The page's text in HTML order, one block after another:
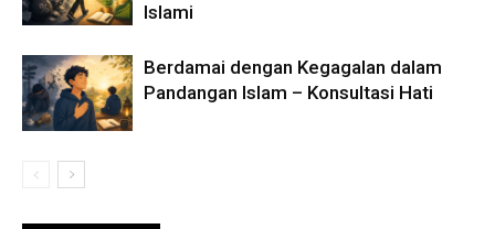
Islami
Berdamai dengan Kegagalan dalam
Pandangan Islam – Konsultasi Hati